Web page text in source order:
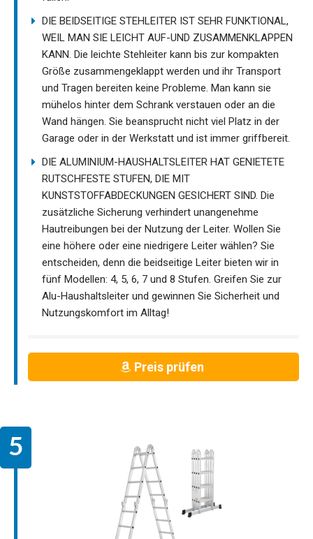
DIE BEIDSEITIGE STEHLEITER IST SEHR FUNKTIONAL,
WEIL MAN SIE LEICHT AUF-UND ZUSAMMENKLAPPEN
KANN. Die leichte Stehleiter kann bis zur kompakten
Größe zusammengeklappt werden und ihr Transport
und Tragen bereiten keine Probleme. Man kann sie
mühelos hinter dem Schrank verstauen oder an die
Wand hängen. Sie beansprucht nicht viel Platz in der
Garage oder in der Werkstatt und ist immer griffbereit.
DIE ALUMINIUM-HAUSHALTSLEITER HAT GENIETETE
RUTSCHFESTE STUFEN, DIE MIT
KUNSTSTOFFABDECKUNGEN GESICHERT SIND. Die
zusätzliche Sicherung verhindert unangenehme
Hautreibungen bei der Nutzung der Leiter. Wollen Sie
eine höhere oder eine niedrigere Leiter wählen? Sie
entscheiden, denn die beidseitige Leiter bieten wir in
fünf Modellen: 4, 5, 6, 7 und 8 Stufen. Greifen Sie zur
Alu-Haushaltsleiter und gewinnen Sie Sicherheit und
Nutzungskomfort im Alltag!
Preis prüfen